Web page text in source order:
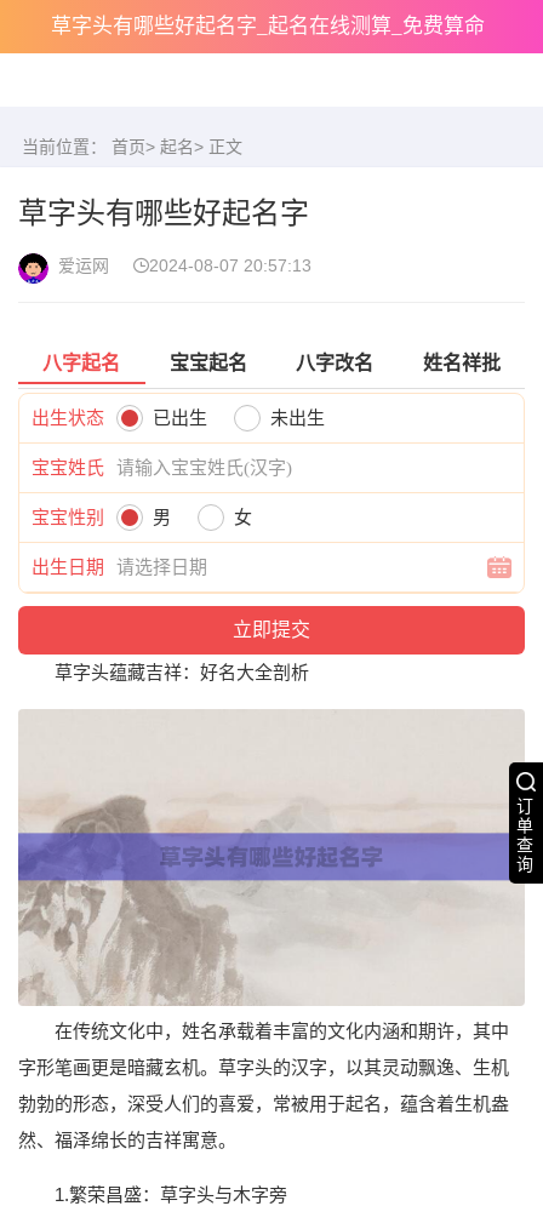
草字头有哪些好起名字_起名在线测算_免费算命
订
单
查
询
当前位置： 首页> 起名> 正文
草字头有哪些好起名字
爱运网 2024-08-07 20:57:13
八字起名 宝宝起名 八字改名 姓名祥批
出生状态 已出生 未出生
宝宝姓氏
宝宝性别 男 女
出生日期
草字头蕴藏吉祥：好名大全剖析
在传统文化中，姓名承载着丰富的文化内涵和期许，其中
字形笔画更是暗藏玄机。草字头的汉字，以其灵动飘逸、生机
勃勃的形态，深受人们的喜爱，常被用于起名，蕴含着生机盎
然、福泽绵长的吉祥寓意。
1.繁荣昌盛：草字头与木字旁